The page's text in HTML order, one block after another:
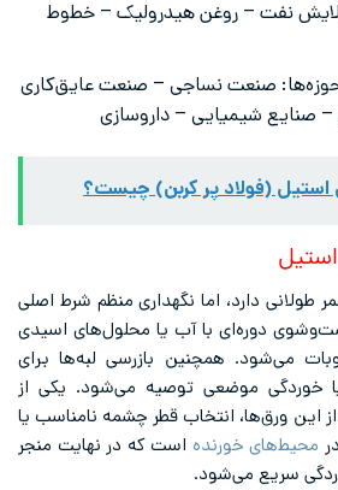
نفت – روغن هیدرولیک – خطوط
حوزه‌ها: صنعت نساجی – صنعت عایق‌کاری
صنایع شیمیایی – داروسازی
استیل (فولاد پر کربن) چیست؟
طولانی دارد، اما نگهداری منظم شرط اصلی
دوره‌ای با آب یا محلول‌های اسیدی
می‌شود. همچنین بازرسی لبه‌ها برای
خوردگی موضعی توصیه می‌شود. یکی از
این ورق‌ها، انتخاب قطر چشمه نامناسب یا
محیط‌های خورنده است که در نهایت منجر
سریع می‌شود.